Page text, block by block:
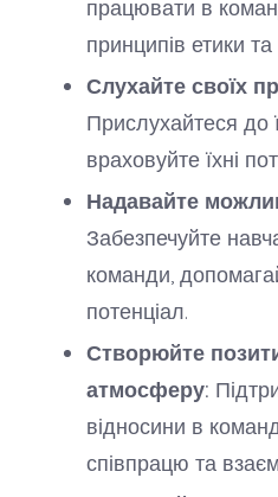
працювати в
принципів етики
Слухайте своїх
Прислухайтеся до
враховуйте їхні
Надавайте
Забезпечуйте
команди,
потенціал.
Створюйте
атмосферу:
відносини в
співпрацю та